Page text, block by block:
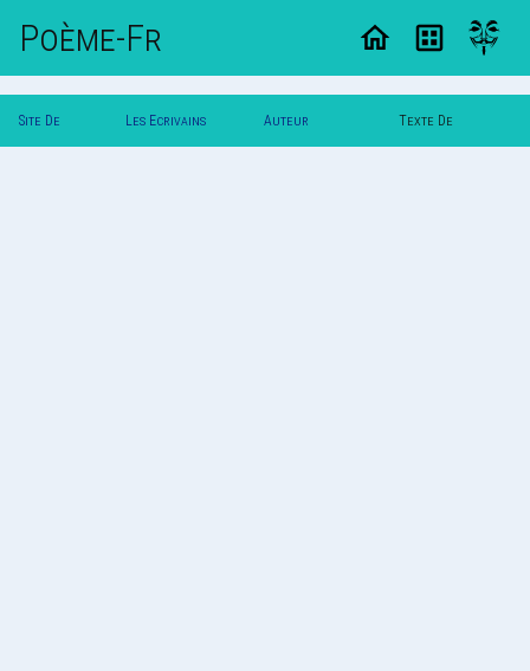
Poème-Fr
Site De Les Ecrivains Auteur Texte De